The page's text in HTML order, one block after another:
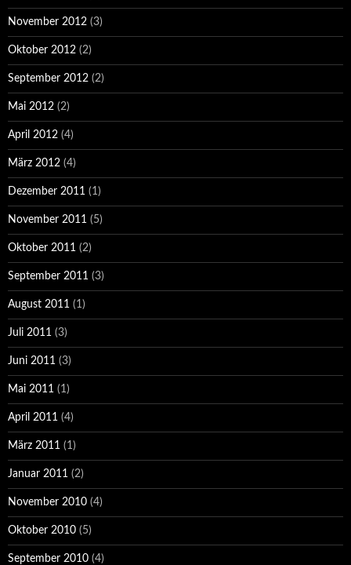
November 2012 (3)
Oktober 2012 (2)
September 2012 (2)
Mai 2012 (2)
April 2012 (4)
März 2012 (4)
Dezember 2011 (1)
November 2011 (5)
Oktober 2011 (2)
September 2011 (3)
August 2011 (1)
Juli 2011 (3)
Juni 2011 (3)
Mai 2011 (1)
April 2011 (4)
März 2011 (1)
Januar 2011 (2)
November 2010 (4)
Oktober 2010 (5)
September 2010 (4)